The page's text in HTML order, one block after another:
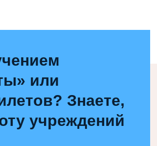
или
Знаете,
учреждений